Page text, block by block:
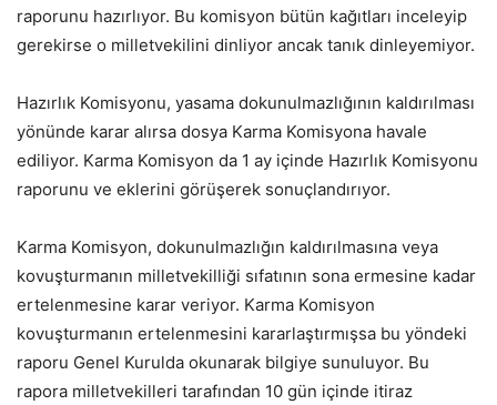
raporunu hazırlıyor. Bu komisyon bütün kağıtları inceleyip
gerekirse o milletvekilini dinliyor ancak tanık dinleyemiyor.
Hazırlık Komisyonu, yasama dokunulmazlığının kaldırılması
yönünde karar alırsa dosya Karma Komisyona havale
ediliyor. Karma Komisyon da 1 ay içinde Hazırlık Komisyonu
raporunu ve eklerini görüşerek sonuçlandırıyor.
Karma Komisyon, dokunulmazlığın kaldırılmasına veya
kovuşturmanın milletvekilliği sıfatının sona ermesine kadar
ertelenmesine karar veriyor. Karma Komisyon
kovuşturmanın ertelenmesini kararlaştırmışsa bu yöndeki
raporu Genel Kurulda okunarak bilgiye sunuluyor. Bu
rapora milletvekilleri tarafından 10 gün içinde itiraz